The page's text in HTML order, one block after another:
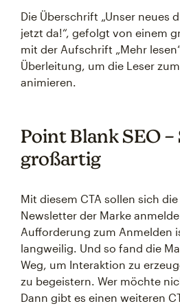
Die Überschrift „Unser neues
jetzt da!“, gefolgt von einem
mit der Aufschrift „Mehr
Überleitung, um die Leser
animieren.
Point Blank SEO –
großartig
Mit diesem CTA sollen sich
Newsletter der Marke
Aufforderung zum Anmelden
langweilig. Und so fand die
Weg, um Interaktion zu
zu begeistern. Wer möchte
Dann gibt es einen weiteren